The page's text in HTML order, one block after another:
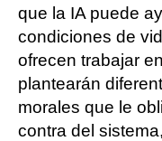
que la IA puede
condiciones de
ofrecen trabajar
plantearán
morales que le
contra del